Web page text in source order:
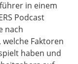
in einem
Podcast
nach
Faktoren
haben und